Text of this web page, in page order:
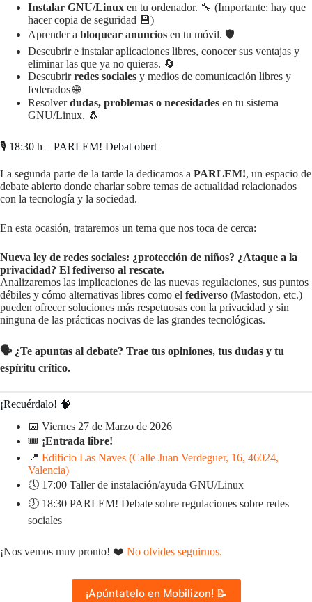
Instalar GNU/Linux en tu ordenador. 🔧 (Importante: hay que
hacer copia de seguridad 💾)
Aprender a bloquear anuncios en tu móvil. 🛡️
Descubrir e instalar aplicaciones libres, conocer sus ventajas y
eliminar las que ya no quieras. 🔄
Descubrirredes sociales y medios de comunicación libres y
federados 🌐
Resolverdudas, problemas o necesidades en tu sistema
GNU/Linux. 🐧
🎙️ 18:30 h – PARLEM! Debat obert
La segunda parte de la tarde la dedicamos a PARLEM!, un espacio de
debate abierto donde charlar sobre temas de actualidad relacionados
con la tecnología y la sociedad.
En esta ocasión, trataremos un tema que nos toca de cerca:
Nueva ley de redes sociales: ¿protección de niños? ¿Ataque a la
privacidad? El fediverso al rescate.
Analizaremos las implicaciones de las nuevas regulaciones, sus puntos
débiles y cómo alternativas libres como el fediverso (Mastodon, etc.)
pueden ofrecer soluciones más respetuosas con la privacidad y sin
ninguna de las prácticas nocivas de las grandes tecnológicas.
🗣️ ¿Te apuntas al debate? Trae tus opiniones, tus dudas y tu
espíritu crítico.
¡Recuérdalo! 🧠
📅 Viernes 27 de Marzo de 2026
🎟️ ¡Entrada libre!
📍 Edificio Las Naves (Calle Juan Verdeguer, 16, 46024,
Valencia)
🕔 17:00 Taller de instalación/ayuda GNU/Linux
🕖 18:30 PARLEM! Debate sobre regulaciones sobre redes
sociales
¡Nos vemos muy pronto! ❤️ No olvides seguirnos.
¡Apúntatelo en Mobilizon! 📝